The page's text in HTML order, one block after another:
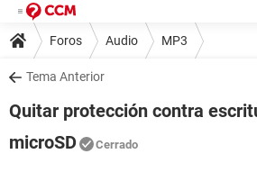
Foros Audio MP3
Tema Anterior
Quitar protección contra
microSD
Cerrado